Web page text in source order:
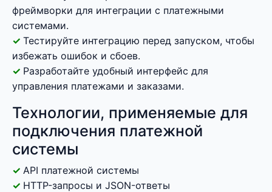
фреймворки для интеграции с платежными
системами.
Тестируйте интеграцию перед запуском, чтобы
избежать ошибок и сбоев.
Разработайте удобный интерфейс для
управления платежами и заказами.
Технологии, применяемые для
подключения платежной
системы
API платежной системы
HTTP-запросы и JSON-ответы